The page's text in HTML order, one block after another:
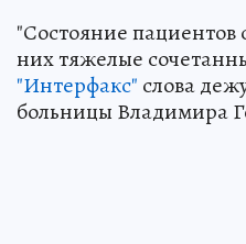
"Состояние пациентов
них тяжелые
"Интерфакс" слова
больницы Владимира